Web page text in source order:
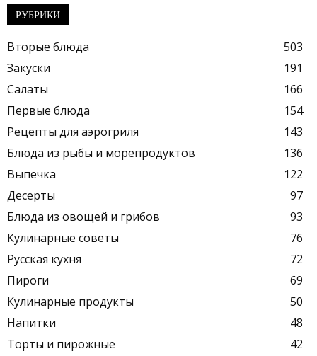
РУБРИКИ
Вторые блюда
503
Закуски
191
Салаты
166
Первые блюда
154
Рецепты для аэрогриля
143
Блюда из рыбы и морепродуктов
136
Выпечка
122
Десерты
97
Блюда из овощей и грибов
93
Кулинарные советы
76
Русская кухня
72
Пироги
69
Кулинарные продукты
50
Напитки
48
Торты и пирожные
42